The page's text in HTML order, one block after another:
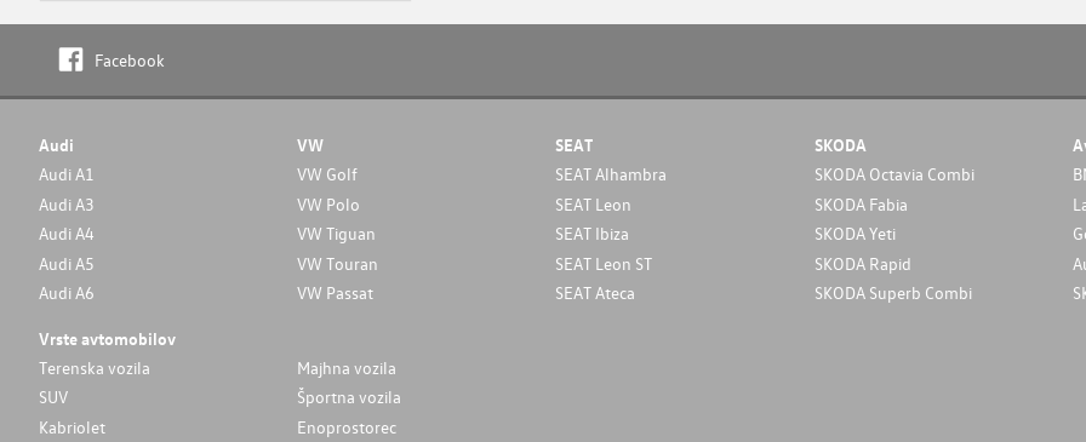
Facebook
Audi
Audi A1
Audi A3
Audi A4
Audi A5
Audi A6
VW
VW Golf
VW Polo
VW Tiguan
VW Touran
VW Passat
SEAT
SEAT Alhambra
SEAT Leon
SEAT Ibiza
SEAT Leon ST
SEAT Ateca
SKODA
SKODA Octavia Combi
SKODA Fabia
SKODA Yeti
SKODA Rapid
SKODA Superb Combi
Vrste avtomobilov
Terenska vozila
Majhna vozila
SUV
Športna vozila
Kabriolet
Enoprostorec